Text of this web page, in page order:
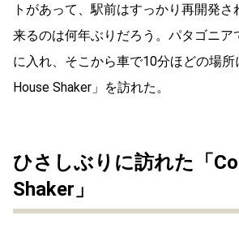
トがあって、駅前はすっかり再開発
来るのは何年ぶりだろう。パタゴニア
に入れ、そこから車で10分ほどの場所
House Shaker」 を訪れた。
ひさしぶりに訪れた「
Shaker」